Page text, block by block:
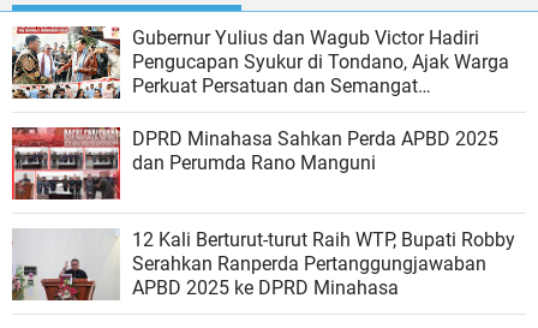
Gubernur Yulius dan Wagub Victor Hadiri
Pengucapan Syukur di Tondano, Ajak Warga
Perkuat Persatuan dan Semangat
Membangun Sulut
DPRD Minahasa Sahkan Perda APBD 2025
dan Perumda Rano Manguni
12 Kali Berturut-turut Raih WTP, Bupati Robby
Serahkan Ranperda Pertanggungjawaban
APBD 2025 ke DPRD Minahasa